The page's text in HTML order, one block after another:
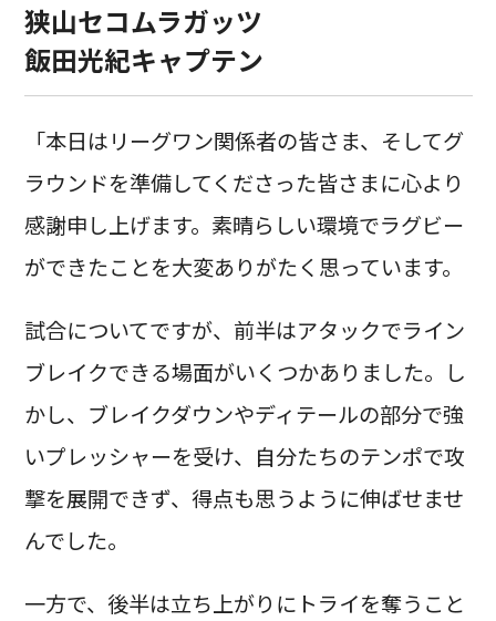
狭山セコムラガッツ
飯田光紀キャプテン
「本日はリーグワン関係者の皆さま、そしてグ
ラウンドを準備してくださった皆さまに心より
感謝申し上げます。素晴らしい環境でラグビー
ができたことを大変ありがたく思っています。
試合についてですが、前半はアタックでライン
ブレイクできる場面がいくつかありました。し
かし、ブレイクダウンやディテールの部分で強
いプレッシャーを受け、自分たちのテンポで攻
撃を展開できず、得点も思うように伸ばせませ
んでした。
一方で、後半は立ち上がりにトライを奪うこと